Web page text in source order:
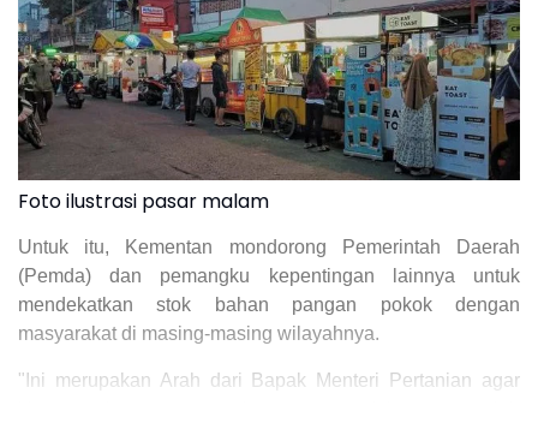
Foto ilustrasi pasar malam
Untuk itu, Kementan mondorong Pemerintah Daerah
(Pemda) dan pemangku kepentingan lainnya untuk
mendekatkan stok bahan pangan pokok dengan
masyarakat di masing-masing wilayahnya.
"Ini merupakan Arah dari Bapak Menteri Pertanian agar